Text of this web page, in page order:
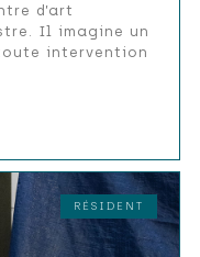
d’art
Il imagine un
intervention
RÉSIDENT